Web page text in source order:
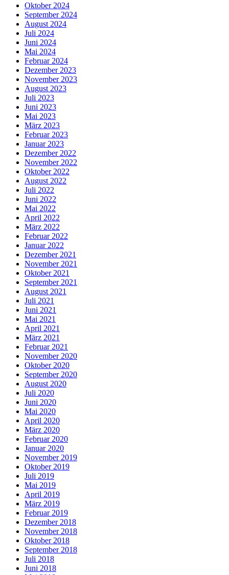
Oktober 2024
September 2024
August 2024
Juli 2024
Juni 2024
Mai 2024
Februar 2024
Dezember 2023
November 2023
August 2023
Juli 2023
Juni 2023
Mai 2023
März 2023
Februar 2023
Januar 2023
Dezember 2022
November 2022
Oktober 2022
August 2022
Juli 2022
Juni 2022
Mai 2022
April 2022
März 2022
Februar 2022
Januar 2022
Dezember 2021
November 2021
Oktober 2021
September 2021
August 2021
Juli 2021
Juni 2021
Mai 2021
April 2021
März 2021
Februar 2021
November 2020
Oktober 2020
September 2020
August 2020
Juli 2020
Juni 2020
Mai 2020
April 2020
März 2020
Februar 2020
Januar 2020
November 2019
Oktober 2019
Juli 2019
Mai 2019
April 2019
März 2019
Februar 2019
Dezember 2018
November 2018
Oktober 2018
September 2018
Juli 2018
Juni 2018